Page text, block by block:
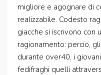
migliore e agognare di
realizzabile. Codesto
giacche si iscrivono con
ragionamento: percio,
durante over40, i
fedifraghi quelli